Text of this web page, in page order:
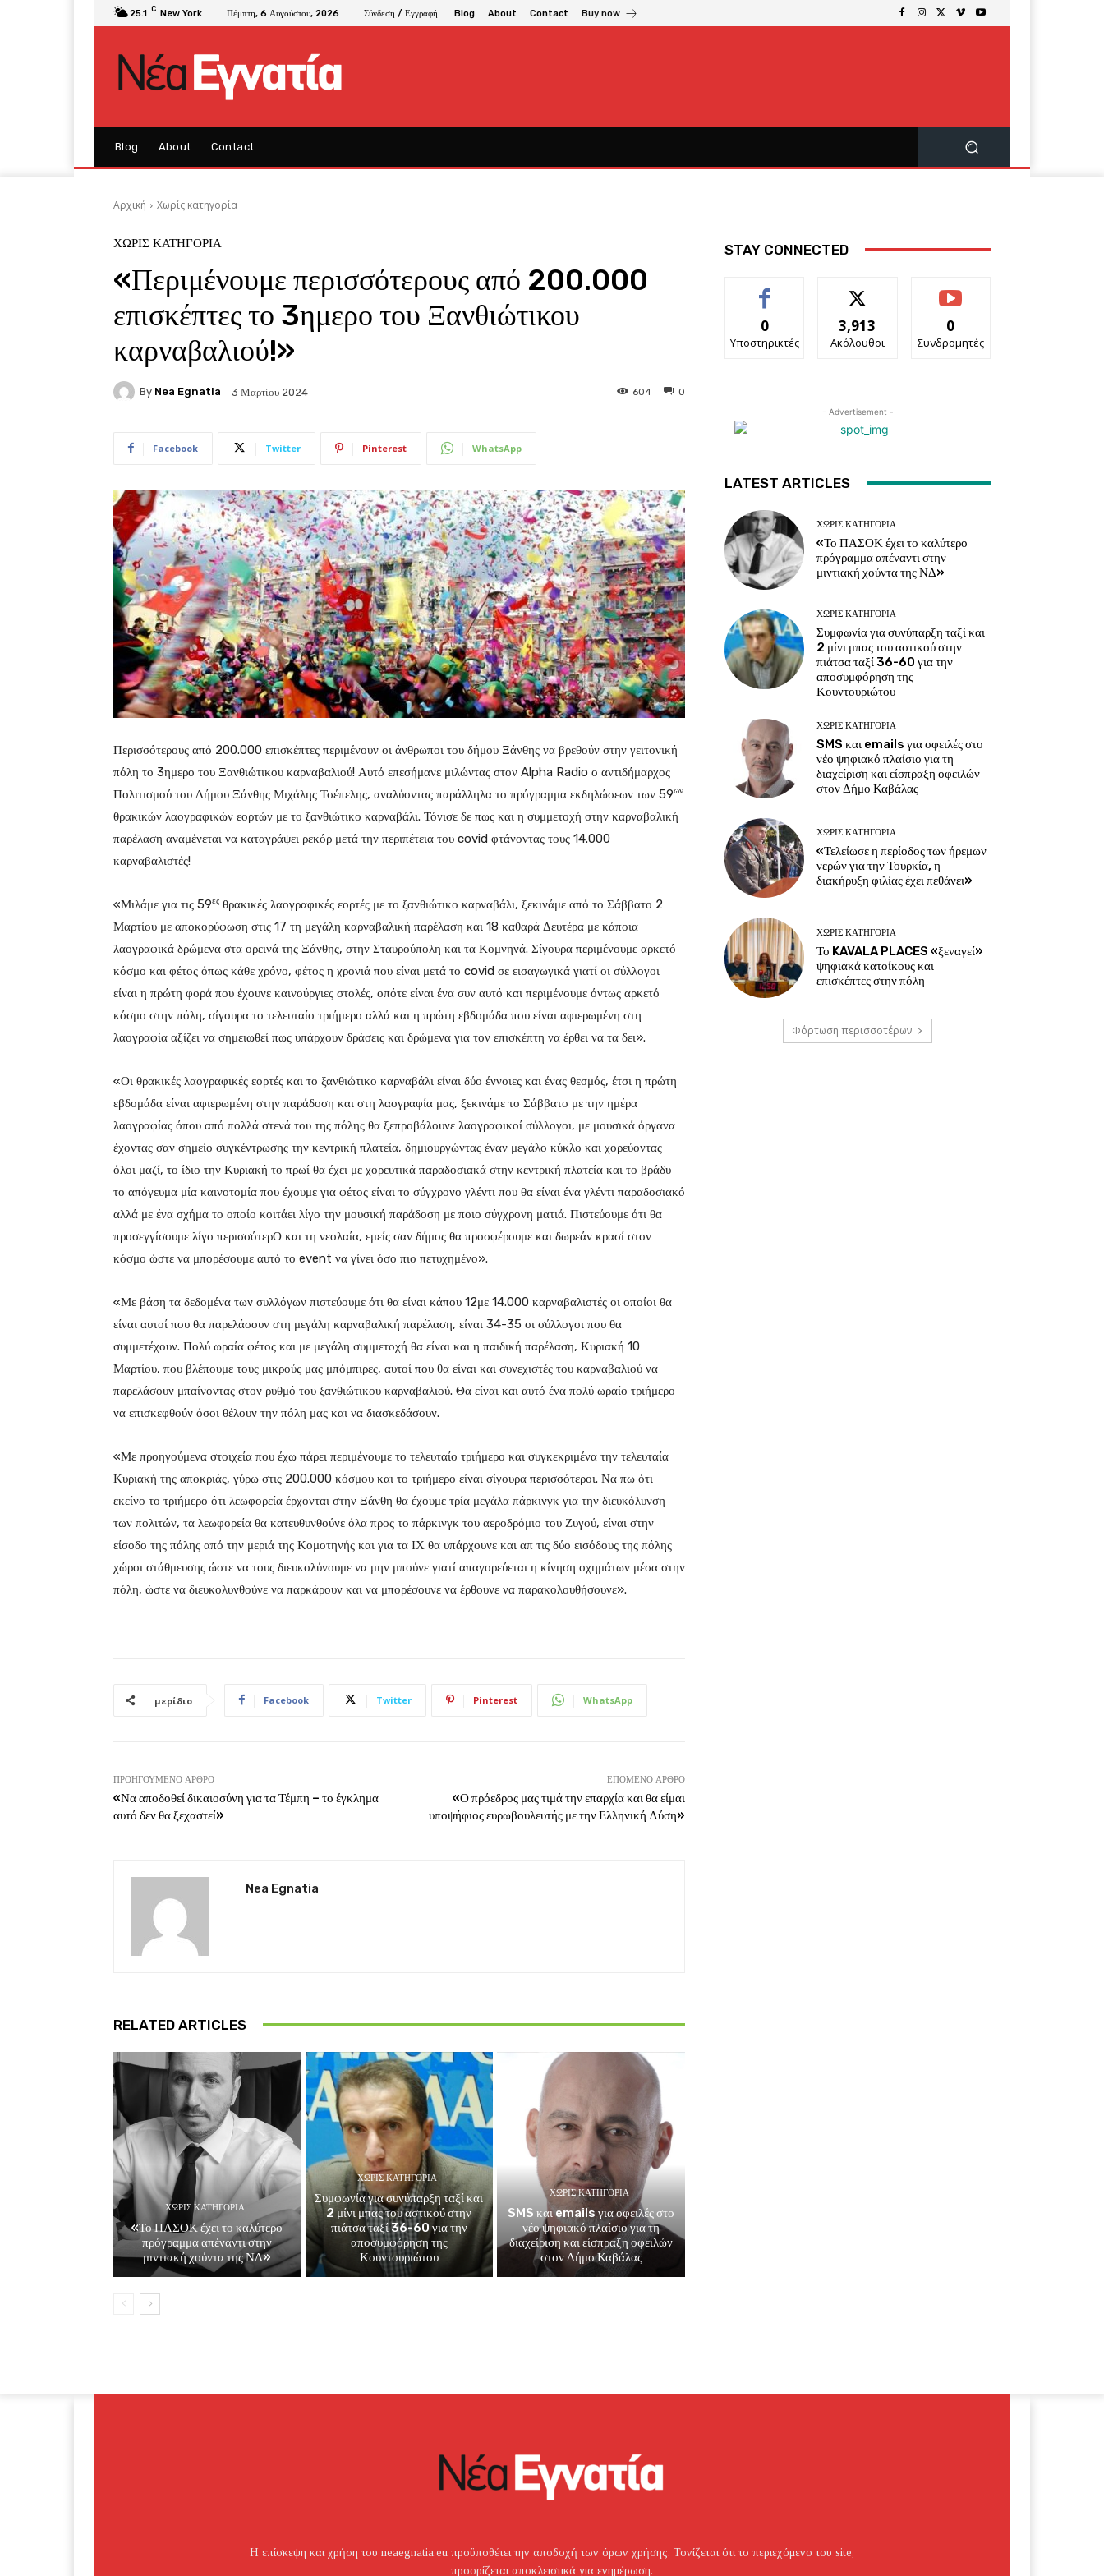
25.1 C New York Πέμπτη, 6 Αυγούστου, 2026 Σύνδεση / Εγγραφή Blog About Contact Buy now
Blog About Contact
Αρχική Χωρίς κατηγορία
ΧΩΡΊΣ ΚΑΤΗΓΟΡΊΑ
«Περιμένουμε περισσότερους από 200.000
επισκέπτες το 3ημερο του Ξανθιώτικου
καρναβαλιού!»
By Nea Egnatia 3 Μαρτίου 2024 0
604
Facebook Twitter Pinterest WhatsApp
Περισσότερους από 200.000 επισκέπτες περιμένουν οι άνθρωποι του δήμου Ξάνθης να βρεθούν στην γειτονική
πόλη το 3ημερο του Ξανθιώτικου καρναβαλιού! Αυτό επεσήμανε μιλώντας στον Alpha Radio ο αντιδήμαρχος
Πολιτισμού του Δήμου Ξάνθης Μιχάλης Τσέπελης, αναλύοντας παράλληλα το πρόγραμμα εκδηλώσεων των 59ων
θρακικών λαογραφικών εορτών με το ξανθιώτικο καρναβάλι. Τόνισε δε πως και η συμμετοχή στην καρναβαλική
παρέλαση αναμένεται να καταγράψει ρεκόρ μετά την περιπέτεια του covid φτάνοντας τους 14.000
καρναβαλιστές!
«Μιλάμε για τις 59εςθρακικές λαογραφικές εορτές με το ξανθιώτικο καρναβάλι, ξεκινάμε από το Σάββατο 2
Μαρτίου με αποκορύφωση στις 17 τη μεγάλη καρναβαλική παρέλαση και 18 καθαρά Δευτέρα με κάποια
λαογραφικά δρώμενα στα ορεινά της Ξάνθης, στην Σταυρούπολη και τα Κομνηνά. Σίγουρα περιμένουμε αρκετό
κόσμο και φέτος όπως κάθε χρόνο, φέτος η χρονιά που είναι μετά το covid σε εισαγωγικά γιατί οι σύλλογοι
είναι η πρώτη φορά που έχουνε καινούργιες στολές, οπότε είναι ένα συν αυτό και περιμένουμε όντως αρκετό
κόσμο στην πόλη, σίγουρα το τελευταίο τριήμερο αλλά και η πρώτη εβδομάδα που είναι αφιερωμένη στη
λαογραφία αξίζει να σημειωθεί πως υπάρχουν δράσεις και δρώμενα για τον επισκέπτη να έρθει να τα δει».
«Οι θρακικές λαογραφικές εορτές και το ξανθιώτικο καρναβάλι είναι δύο έννοιες και ένας θεσμός, έτσι η πρώτη
εβδομάδα είναι αφιερωμένη στην παράδοση και στη λαογραφία μας, ξεκινάμε το Σάββατο με την ημέρα
λαογραφίας όπου από πολλά στενά του της πόλης θα ξεπροβάλουνε λαογραφικοί σύλλογοι, με μουσικά όργανα
έχοντας σαν σημείο συγκέντρωσης την κεντρική πλατεία, δημιουργώντας έναν μεγάλο κύκλο και χορεύοντας
όλοι μαζί, το ίδιο την Κυριακή το πρωί θα έχει με χορευτικά παραδοσιακά στην κεντρική πλατεία και το βράδυ
το απόγευμα μία καινοτομία που έχουμε για φέτος είναι το σύγχρονο γλέντι που θα είναι ένα γλέντι παραδοσιακό
αλλά με ένα σχήμα το οποίο κοιτάει λίγο την μουσική παράδοση με ποιο σύγχρονη ματιά. Πιστεύουμε ότι θα
προσεγγίσουμε λίγο περισσότερΟ και τη νεολαία, εμείς σαν δήμος θα προσφέρουμε και δωρεάν κρασί στον
κόσμο ώστε να μπορέσουμε αυτό το event να γίνει όσο πιο πετυχημένο».
«Με βάση τα δεδομένα των συλλόγων πιστεύουμε ότι θα είναι κάπου 12με 14.000 καρναβαλιστές οι οποίοι θα
είναι αυτοί που θα παρελάσουν στη μεγάλη καρναβαλική παρέλαση, είναι 34-35 οι σύλλογοι που θα
συμμετέχουν. Πολύ ωραία φέτος και με μεγάλη συμμετοχή θα είναι και η παιδική παρέλαση, Κυριακή 10
Μαρτίου, που βλέπουμε τους μικρούς μας μπόμπιρες, αυτοί που θα είναι και συνεχιστές του καρναβαλιού να
παρελάσουν μπαίνοντας στον ρυθμό του ξανθιώτικου καρναβαλιού. Θα είναι και αυτό ένα πολύ ωραίο τριήμερο
να επισκεφθούν όσοι θέλουν την πόλη μας και να διασκεδάσουν.
«Με προηγούμενα στοιχεία που έχω πάρει περιμένουμε το τελευταίο τριήμερο και συγκεκριμένα την τελευταία
Κυριακή της αποκριάς, γύρω στις 200.000 κόσμου και το τριήμερο είναι σίγουρα περισσότεροι. Να πω ότι
εκείνο το τριήμερο ότι λεωφορεία έρχονται στην Ξάνθη θα έχουμε τρία μεγάλα πάρκινγκ για την διευκόλυνση
των πολιτών, τα λεωφορεία θα κατευθυνθούνε όλα προς το πάρκινγκ του αεροδρόμιο του Ζυγού, είναι στην
είσοδο της πόλης από την μεριά της Κομοτηνής και για τα ΙΧ θα υπάρχουνε και απ τις δύο εισόδους της πόλης
χώροι στάθμευσης ώστε να τους διευκολύνουμε να μην μπούνε γιατί απαγορεύεται η κίνηση οχημάτων μέσα στην
πόλη, ώστε να διευκολυνθούνε να παρκάρουν και να μπορέσουνε να έρθουνε να παρακολουθήσουνε».
μερίδιο Facebook Twitter Pinterest WhatsApp
ΠΡΟΗΓΟΎΜΕΝΟ ΆΡΘΡΟ
«Να αποδοθεί δικαιοσύνη για τα Τέμπη – το έγκλημα
αυτό δεν θα ξεχαστεί»
ΕΠΌΜΕΝΟ ΆΡΘΡΟ
«Ο πρόεδρος μας τιμά την επαρχία και θα είμαι
υποψήφιος ευρωβουλευτής με την Ελληνική Λύση»
Nea Egnatia
RELATED ARTICLES
ΧΩΡΊΣ ΚΑΤΗΓΟΡΊΑ
«Το ΠΑΣΟΚ έχει το καλύτερο
πρόγραμμα απέναντι στην
μιντιακή χούντα της ΝΔ»
ΧΩΡΊΣ ΚΑΤΗΓΟΡΊΑ
Συμφωνία για συνύπαρξη ταξί και
2 μίνι μπας του αστικού στην
πιάτσα ταξί 36-60 για την
αποσυμφόρηση της
Κουντουριώτου
ΧΩΡΊΣ ΚΑΤΗΓΟΡΊΑ
SMS και emails για οφειλές στο
νέο ψηφιακό πλαίσιο για τη
διαχείριση και είσπραξη οφειλών
στον Δήμο Καβάλας
STAY CONNECTED
0
Υποστηρικτές
3,913
Ακόλουθοι
0
Συνδρομητές
- Advertisement -
LATEST ARTICLES
ΧΩΡΊΣ ΚΑΤΗΓΟΡΊΑ
«Το ΠΑΣΟΚ έχει το καλύτερο
πρόγραμμα απέναντι στην
μιντιακή χούντα της ΝΔ»
ΧΩΡΊΣ ΚΑΤΗΓΟΡΊΑ
Συμφωνία για συνύπαρξη ταξί και
2 μίνι μπας του αστικού στην
πιάτσα ταξί 36-60 για την
αποσυμφόρηση της
Κουντουριώτου
ΧΩΡΊΣ ΚΑΤΗΓΟΡΊΑ
SMS και emails για οφειλές στο
νέο ψηφιακό πλαίσιο για τη
διαχείριση και είσπραξη οφειλών
στον Δήμο Καβάλας
ΧΩΡΊΣ ΚΑΤΗΓΟΡΊΑ
«Τελείωσε η περίοδος των ήρεμων
νερών για την Τουρκία, η
διακήρυξη φιλίας έχει πεθάνει»
ΧΩΡΊΣ ΚΑΤΗΓΟΡΊΑ
Το KAVALA PLACES «ξεναγεί»
ψηφιακά κατοίκους και
επισκέπτες στην πόλη
Φόρτωση περισσοτέρων
Η επίσκεψη και χρήση του neaegnatia.eu προϋποθέτει την αποδοχή των όρων χρήσης. Τονίζεται ότι το περιεχόμενο του site,
προορίζεται αποκλειστικά για ενημέρωση.